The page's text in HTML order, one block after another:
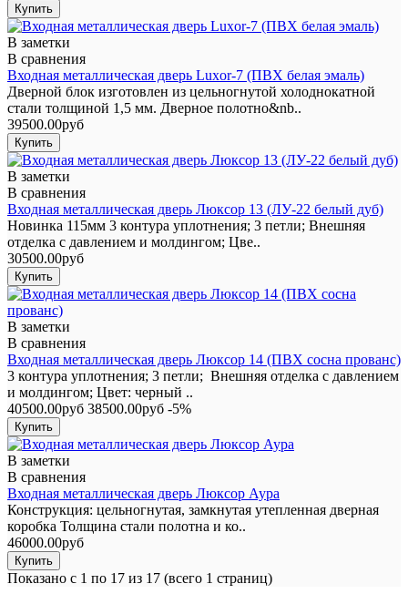
В заметки
В сравнения
Входная металлическая дверь Luxor-7 (ПВХ белая эмаль)
Дверной блок изготовлен из цельногнутой холоднокатной
стали толщиной 1,5 мм. Дверное полотно&nb..
39500.00руб
В заметки
В сравнения
Входная металлическая дверь Люксор 13 (ЛУ-22 белый дуб)
Новинка 115мм 3 контура уплотнения; 3 петли; Внешняя
отделка с давлением и молдингом; Цве..
30500.00руб
В заметки
В сравнения
Входная металлическая дверь Люксор 14 (ПВХ сосна прованс)
3 контура уплотнения; 3 петли; Внешняя отделка с давлением
и молдингом; Цвет: черный ..
40500.00руб 38500.00руб -5%
В заметки
В сравнения
Входная металлическая дверь Люксор Аура
Конструкция: цельногнутая, замкнутая утепленная дверная
коробка Толщина стали полотна и ко..
46000.00руб
Показано с 1 по 17 из 17 (всего 1 страниц)